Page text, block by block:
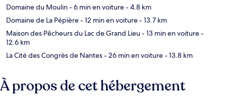
Domaine du Moulin- 6 min en voiture- 4.8 km
Domaine de La Pépière- 12 min en voiture- 13.7 km
Maison des Pêcheurs du Lac de Grand Lieu- 13 min en voiture-
12.6 km
La Cité des Congrès de Nantes- 26 min en voiture- 13.8 km
À propos de cet hébergement